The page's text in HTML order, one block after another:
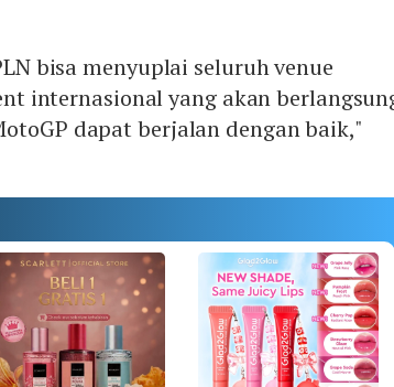
bisa menyuplai seluruh venue
internasional yang akan
dapat berjalan dengan baik,"